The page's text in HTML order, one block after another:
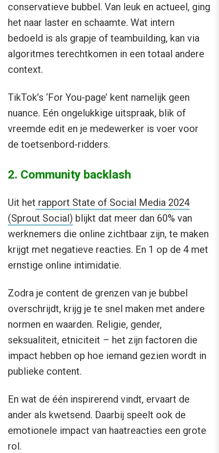
conservatieve bubbel. Van leuk en actueel, ging
het naar laster en schaamte. Wat intern
bedoeld is als grapje of teambuilding, kan via
algoritmes terechtkomen in een totaal andere
context.
TikTok’s ‘For You-page’ kent namelijk geen
nuance. Eén ongelukkige uitspraak, blik of
vreemde edit en je medewerker is voer voor
de toetsenbord-ridders.
2. Community backlash
Uit het rapport State of Social Media 2024
(Sprout Social) blijkt dat meer dan 60% van
werknemers die online zichtbaar zijn, te maken
krijgt met negatieve reacties. En 1 op de 4 met
ernstige online intimidatie.
Zodra je content de grenzen van je bubbel
overschrijdt, krijg je te snel maken met andere
normen en waarden. Religie, gender,
seksualiteit, etniciteit – het zijn factoren die
impact hebben op hoe iemand gezien wordt in
publieke content.
En wat de één inspirerend vindt, ervaart de
ander als kwetsend. Daarbij speelt ook de
emotionele impact van haatreacties een grote
rol.